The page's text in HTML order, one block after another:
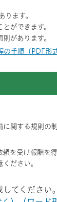
ます。
ができます。
があります。
手順（PDF形
関する規則
頼を受け報酬
ださい。
てください。